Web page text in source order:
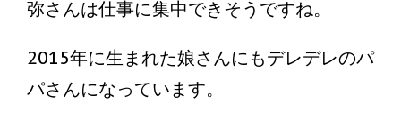
弥さんは仕事に集中できそうですね。
2015年に生まれた娘さんにもデレデレのパ
パさんになっています。